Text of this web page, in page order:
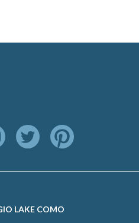
LAKE COMO